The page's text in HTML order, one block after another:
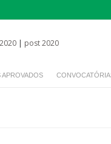
| post 2020